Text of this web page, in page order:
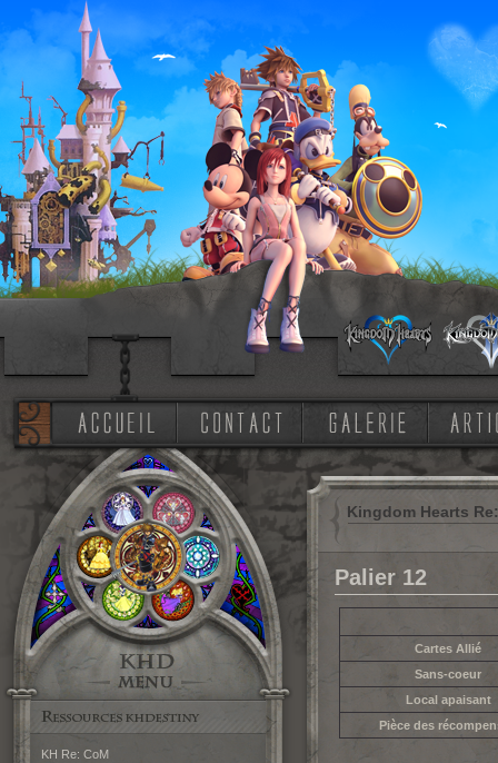
KH Re: CoM
Kingdom Hearts
Palier 12
Cartes Allié
Sans-coeur
Local apaisant
Pièce des